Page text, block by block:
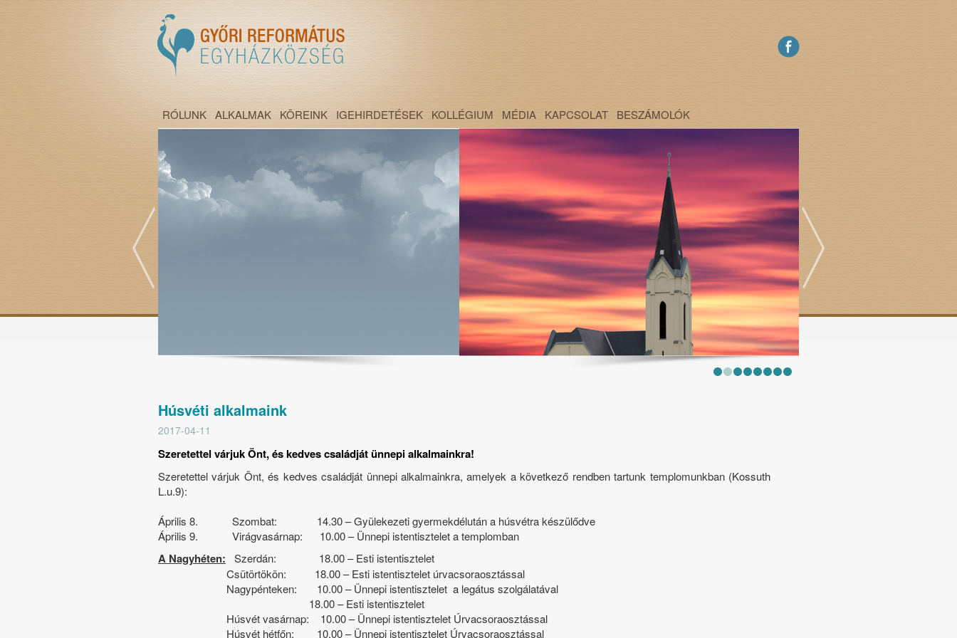
RÓLUNK ALKALMAK KÖREINK IGEHIRDETÉSEK KOLLÉGIUM MÉDIA KAPCSOLAT
BESZÁMOLÓK
Húsvéti alkalmaink
2017-04-11
Szeretettel várjuk Önt, és kedves családját ünnepi alkalmainkra!
Szeretettel várjuk Önt, és kedves családját ünnepi alkalmainkra, amelyek a következő rendben tartunk templomunkban (Kossuth
L.u.9):
Április 8. Szombat: 14.30 – Gyülekezeti gyermekdélután a húsvétra készülődve
Április 9. Virágvasárnap: 10.00 – Ünnepi istentisztelet a templomban
A Nagyhéten: Szerdán: 18.00 – Esti istentisztelet
Csütörtökön: 18.00 – Esti istentisztelet úrvacsoraosztással
Nagypénteken: 10.00 – Ünnepi istentisztelet a legátus szolgálatával
18.00 – Esti istentisztelet
Húsvét vasárnap: 10.00 – Ünnepi istentisztelet Úrvacsoraosztással
Húsvét hétfőn: 10.00 – Ünnepi istentisztelet Úrvacsoraosztással